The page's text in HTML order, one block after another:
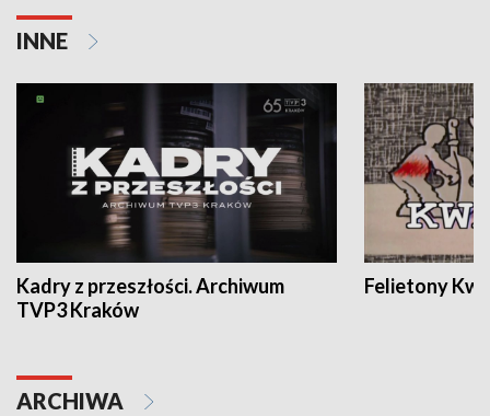
INNE
Kadry z przeszłości. Archiwum
TVP3 Kraków
Felietony
ARCHIWA